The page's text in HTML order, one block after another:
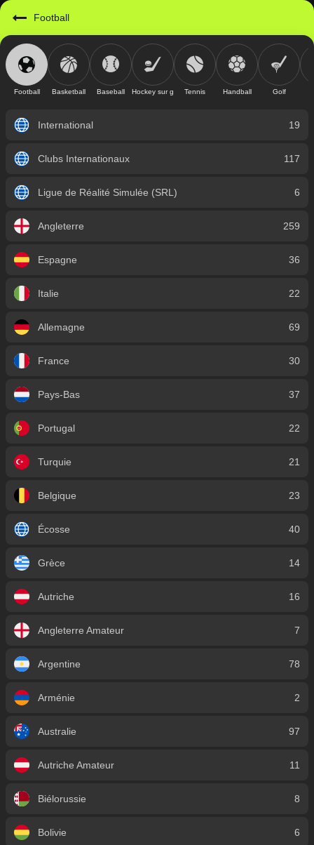
Football
Football Basketball Baseball Hockey sur glaceTennis Handball Golf
International 19
Clubs Internationaux 117
Ligue de Réalité Simulée (SRL) 6
Angleterre 259
Espagne 36
Italie 22
Allemagne 69
France 30
Pays-Bas 37
Portugal 22
Turquie 21
Belgique 23
Écosse 40
Grèce 14
Autriche 16
Angleterre Amateur 7
Argentine 78
Arménie 2
Australie 97
Autriche Amateur 11
Biélorussie 8
Bolivie 6
https://mobile.geniusbet.com.gn/sport/detail/football?id=1